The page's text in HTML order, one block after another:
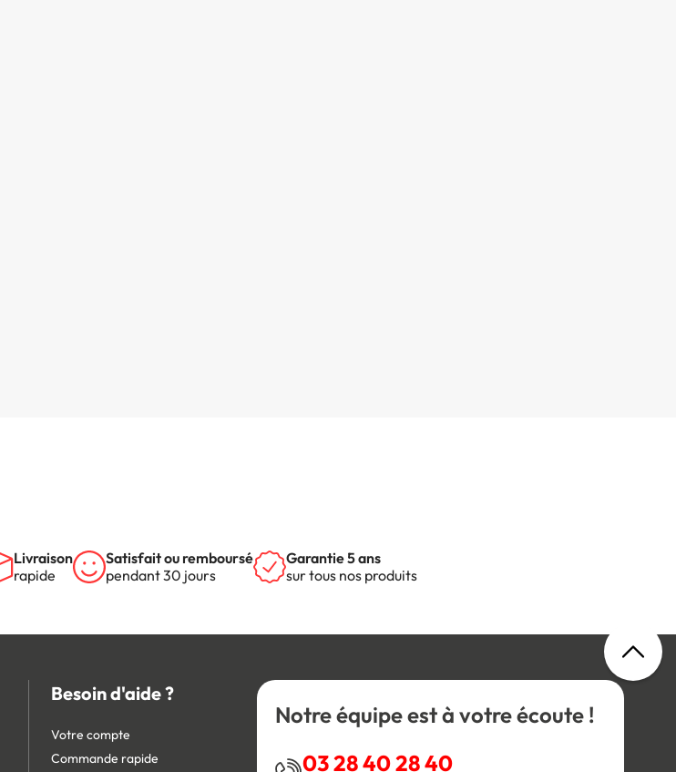
Livraison
rapide
Satisfait ou remboursé
pendant 30 jours
Garantie 5 ans
sur tous nos produits
Besoin d'aide ?
Votre compte
Commande rapide
Notre équipe est à votre écoute !
03 28 40 28 40